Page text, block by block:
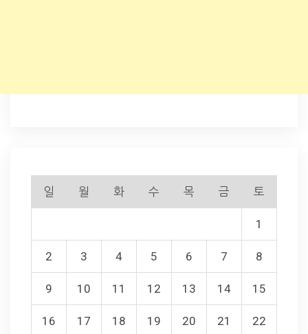
일 월 화 수 목 금 토
1
2 3 4 5 6 7 8
9 10 11 12 13 14 15
16 17 18 19 20 21 22